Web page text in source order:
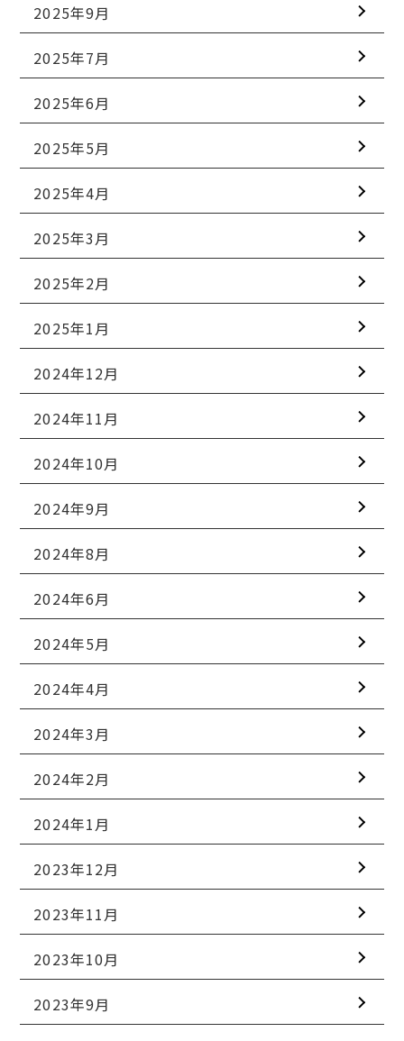
2025年9月
2025年7月
2025年6月
2025年5月
2025年4月
2025年3月
2025年2月
2025年1月
2024年12月
2024年11月
2024年10月
2024年9月
2024年8月
2024年6月
2024年5月
2024年4月
2024年3月
2024年2月
2024年1月
2023年12月
2023年11月
2023年10月
2023年9月